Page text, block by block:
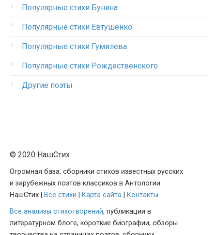
Популярные стихи Бунина
Популярные стихи Евтушенко
Популярные стихи Гумилева
Популярные стихи Рождественского
Другие поэты
© 2020 НашСтих
Огромная база, сборники стихов известных русских
и зарубежных поэтов классиков в Антологии
НашСтих |
Все стихи Карта сайта
Контакты
Все анализы стихотворений, публикации в
литературном блоге, короткие биографии, обзоры